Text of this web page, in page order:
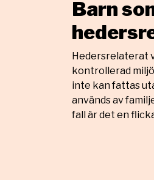
Barn
Hedersrelaterat
kontrollerad
inte kan fattas
används av
fall är det en